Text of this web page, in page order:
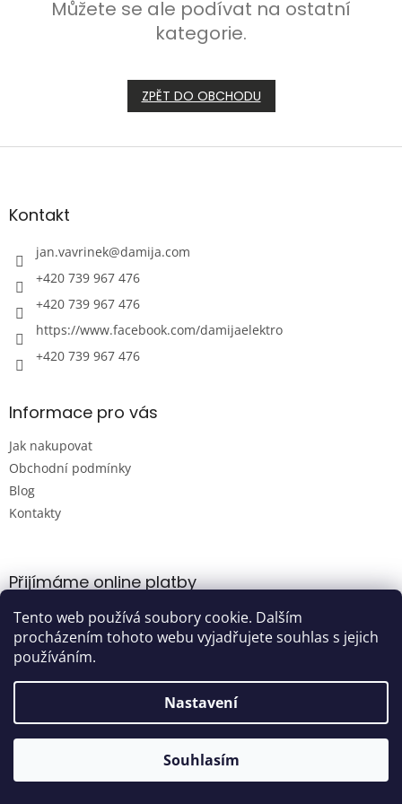
Tento web používá soubory cookie. Dalším
procházením tohoto webu vyjadřujete souhlas s jejich
používáním.
Nastavení
Souhlasím
Můžete se ale podívat na ostatní
kategorie.
ZPĚT DO OBCHODU
Z
aKontakt
jan.vavrinek@damija.com
+420 739 967 476
+420 739 967 476
https://www.facebook.com/damijaelektro
+420 739 967 476
Informace pro vás
Jak nakupovat
Obchodní podmínky
Blog
Kontakty
Přijímáme online platby
Vytvořil Shoptet
Damijashop.cz. Všechna práva vyhrazena.